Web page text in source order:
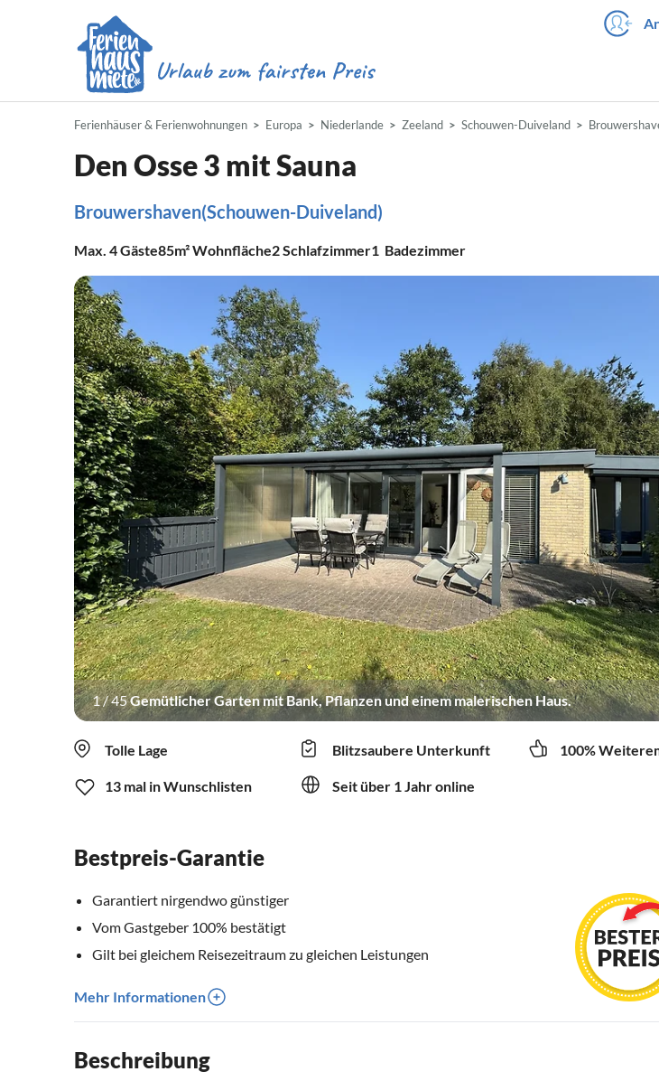
Ferienhäuser & Ferienwohnungen Europa Niederlande Zeeland Schouwen-Duiveland
Den Osse 3 mit Sauna
Brouwershaven(Schouwen-Duiveland)
Max. 4Gäste85m²Wohnfläche2Schlafzimmer1 Badezimmer
1/45Gemütlicher Garten mit Bank, Pflanzen und einem malerischen Haus.
Tolle Lage Blitzsaubere Unterkunft 100%
13 mal in Wunschlisten Seit über 1 Jahr online
Bestpreis-Garantie
Garantiert nirgendwo günstiger
Vom Gastgeber 100% bestätigt
Gilt bei gleichem Reisezeitraum zu gleichen Leistungen
Mehr Informationen
Beschreibung